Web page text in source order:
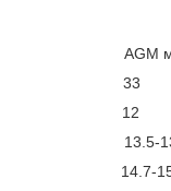
AGM
Ah: 33
V: 12
V: 13.5-
V: 14.7-